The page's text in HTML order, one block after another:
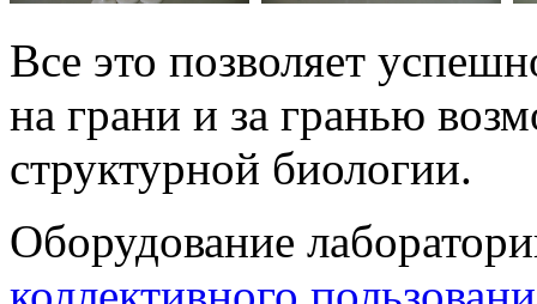
Все это позволяет
на грани и за гранью
структурной биологии.
Оборудование